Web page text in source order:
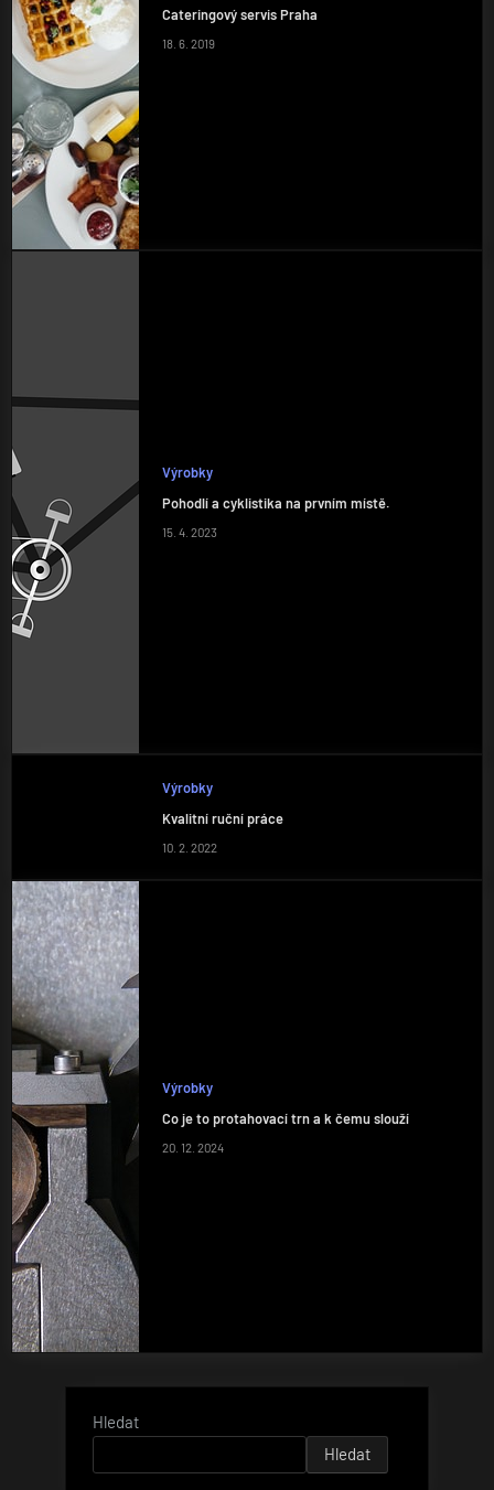
Cateringový servis Praha
18. 6. 2019
Výrobky
Pohodlí a cyklistika na prvním místě.
15. 4. 2023
Výrobky
Kvalitní ruční práce
10. 2. 2022
Výrobky
Co je to protahovací trn a k čemu slouží
20. 12. 2024
Hledat
Hledat